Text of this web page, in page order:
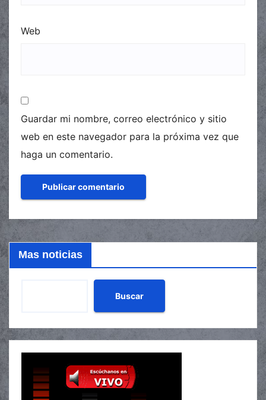
Web
Guardar mi nombre, correo electrónico y sitio
web en este navegador para la próxima vez que
haga un comentario.
Mas noticias
Buscar